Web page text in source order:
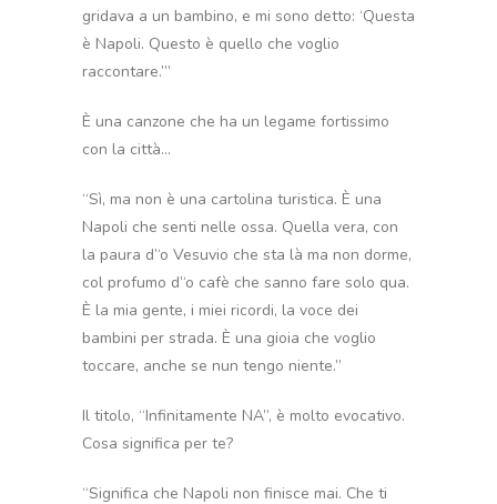
gridava a un bambino, e mi sono detto: ‘Questa
è Napoli. Questo è quello che voglio
raccontare.’”
È una canzone che ha un legame fortissimo
con la città…
“Sì, ma non è una cartolina turistica. È una
Napoli che senti nelle ossa. Quella vera, con
la paura d’‘o Vesuvio che sta là ma non dorme,
col profumo d’‘o cafè che sanno fare solo qua.
È la mia gente, i miei ricordi, la voce dei
bambini per strada. È una gioia che voglio
toccare, anche se nun tengo niente.”
Il titolo, “Infinitamente NA”, è molto evocativo.
Cosa significa per te?
“Significa che Napoli non finisce mai. Che ti